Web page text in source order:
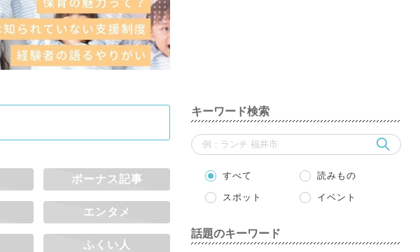
ボーナス記事
エンタメ
ふくい人
キーワード検索
すべて 読みもの
スポット イベント
話題のキーワード